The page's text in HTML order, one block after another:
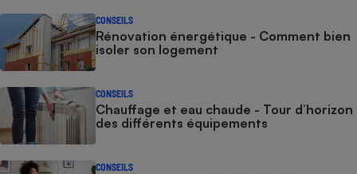
CONSEILS
Rénovation énergétique - Comment bien
isoler son logement
CONSEILS
Chauffage et eau chaude - Tour d’horizon
des différents équipements
CONSEILS